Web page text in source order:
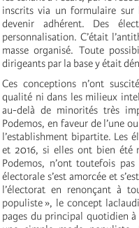
inscrits via un formulaire sur
devenir adhérent. Des
personnalisation. C’était
masse organisé. Toute
dirigeants par la base y était
Ces conceptions n’ont
qualité ni dans les milieux
au-delà de minorités très
Podemos, en faveur de l’une
l’establishment bipartite. Les
et 2016, si elles ont bien été
Podemos, n’ont toutefois
électorale s’est amorcée et
l’électorat en renonçant à
populiste », le concept
pages du principal quotidien à